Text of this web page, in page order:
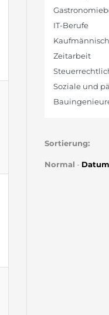
IT-Berufe
Zeitarbeit
Soziale und
Sortierung:
Normal - Datum